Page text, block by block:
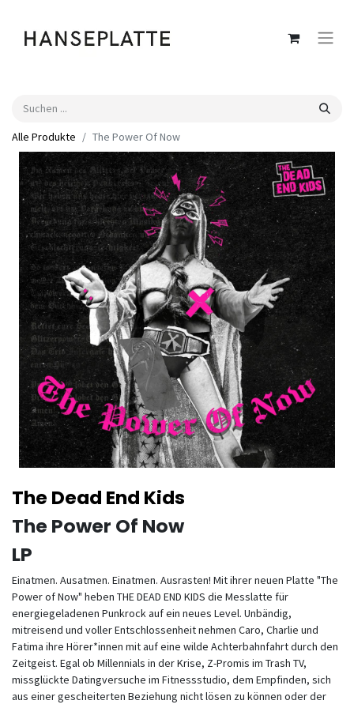
Alle Produkte The Power Of Now
The Dead End Kids
The Power Of Now
LP
Einatmen. Ausatmen. Einatmen. Ausrasten! Mit ihrer neuen Platte "The
Power of Now" heben THE DEAD END KIDS die Messlatte für
energiegeladenen Punkrock auf ein neues Level. Unbändig,
mitreisend und voller Entschlossenheit nehmen Caro, Charlie und
Fatima ihre Hörer*innen mit auf eine wilde Achterbahnfahrt durch den
Zeitgeist. Egal ob Millennials in der Krise, Z-Promis im Trash TV,
missglückte Datingversuche im Fitnessstudio, dem Empfinden, sich
aus einer gescheiterten Beziehung nicht lösen zu können oder der